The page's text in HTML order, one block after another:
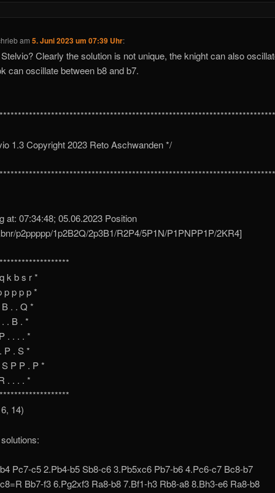
am5. Juni 2023 um 07:39 Uhr:
Clearly the solution is not unique, the knight can also
can oscillate between b8 and b7.
1.3 Copyright 2023 Reto Aschwanden */
at: 07:34:48; 05.06.2023 Position
p2ppppp/1p2B2Q/2p3B1/R2P4/5P1N/P1PNPP1P/2KR4]
k b s r *
p p p p *
. . Q *
. B . *
. . . . *
P . S *
P P . P *
. . . . *
14)
Pc7-c5 2.Pb4-b5 Sb8-c6 3.Pb5xc6 Pb7-b6 4.Pc6-c7 Bc8-b7
Bb7-f3 6.Pg2xf3 Ra8-b8 7.Bf1-h3 Rb8-a8 8.Bh3-e6 Ra8-b8